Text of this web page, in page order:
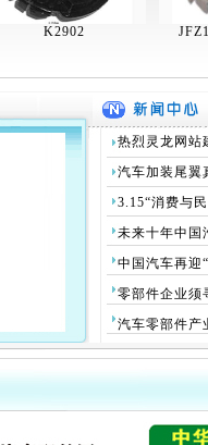
K2902
热烈灵龙网站
汽车加装尾翼
3.15“消费与
未来十年中国
中国汽车再迎
零部件企业须
汽车零部件产